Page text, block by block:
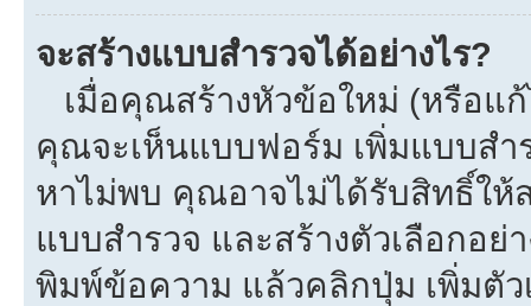
จะสร้างแบบสำรวจได้อย่างไร?
เมื่อคุณสร้างหัวข้อใหม่ (หรือแ
คุณจะเห็นแบบฟอร์ม เพิ่มแบบส
หาไม่พบ คุณอาจไม่ได้รับสิทธิ์ให้
แบบสำรวจ และสร้างตัวเลือกอย่
พิมพ์ข้อความ แล้วคลิกปุ่ม เพิ่มตั